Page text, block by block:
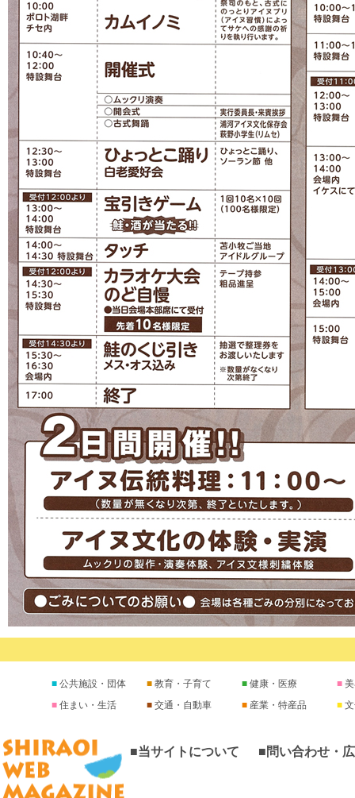
公共施設・団体 教育・子育て 健康・医療
住まい・生活
交通・自動車 産業・特産品
■当サイトについて ■問い合わせ・